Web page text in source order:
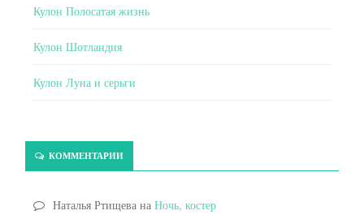
Кулон Полосатая жизнь
Кулон Шотландия
Кулон Луна и серьги
КОММЕНТАРИИ
Наталья Ртищева на Ночь, костер